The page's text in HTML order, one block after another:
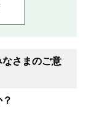
さまのご意